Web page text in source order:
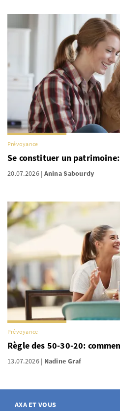
Prévoyance
Se constituer un
20.07.2026 Anina Sabourdy
Prévoyance
Règle des 50-30-20:
13.07.2026 Nadine Graf
AXA ET VOUS